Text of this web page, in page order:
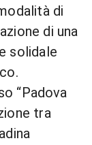
di
di una
solidale
“Padova
tra